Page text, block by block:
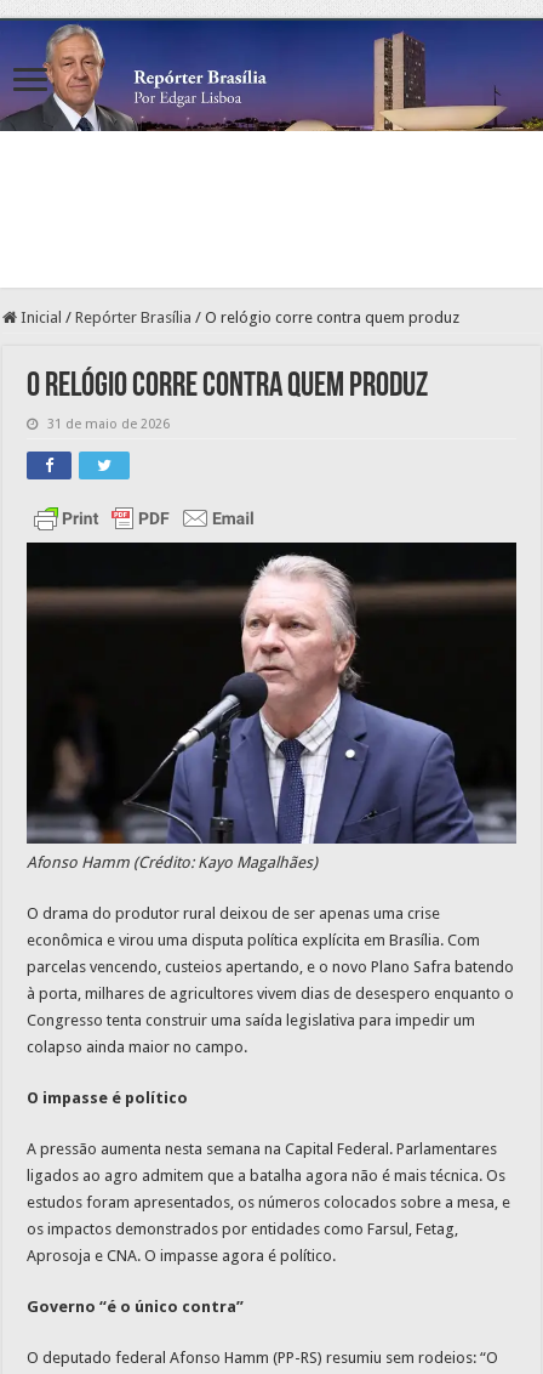
Inicial / Repórter Brasília / O relógio corre contra quem produz
O relógio corre contra quem produz
31 de maio de 2026
Afonso Hamm (Crédito: Kayo Magalhães)
O drama do produtor rural deixou de ser apenas uma crise
econômica e virou uma disputa política explícita em Brasília. Com
parcelas vencendo, custeios apertando, e o novo Plano Safra batendo
à porta, milhares de agricultores vivem dias de desespero enquanto o
Congresso tenta construir uma saída legislativa para impedir um
colapso ainda maior no campo.
O impasse é político
A pressão aumenta nesta semana na Capital Federal. Parlamentares
ligados ao agro admitem que a batalha agora não é mais técnica. Os
estudos foram apresentados, os números colocados sobre a mesa, e
os impactos demonstrados por entidades como Farsul, Fetag,
Aprosoja e CNA. O impasse agora é político.
Governo “é o único contra”
O deputado federal Afonso Hamm (PP-RS) resumiu sem rodeios: “O